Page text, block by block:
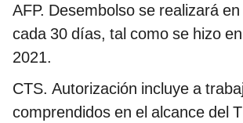
AFP. Desembolso se realizará
cada 30 días, tal como se hizo
2021.
CTS. Autorización incluye a
comprendidos en el alcance del